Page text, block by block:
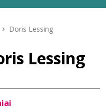
Doris Lessing
Lessing